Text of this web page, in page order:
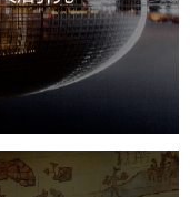
展馆网站建设